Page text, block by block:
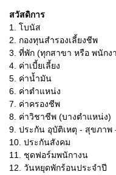
สวัสดิการ
1. โบนัส
2. กองทุนสำรองเลี้ยงชีพ
3. ที่พัก (ทุกสาขา หรือ พนักง
4. ค่าเบี้ยเลี้ยง
5. ค่าน้ำมัน
6. ค่าตำแหน่ง
7. ค่าครองชีพ
8. ค่าวิชาชีพ (บางตำแหน่ง)
9. ประกัน อุบัติเหตุ - สุขภาพ
10. ประกันสังคม
11. ชุดฟอร์มพนักางน
12. วันหยุดพักร้อนประจำปี